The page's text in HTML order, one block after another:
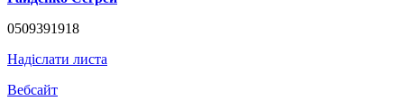
0509391918
Надіслати листа
Вебсайт